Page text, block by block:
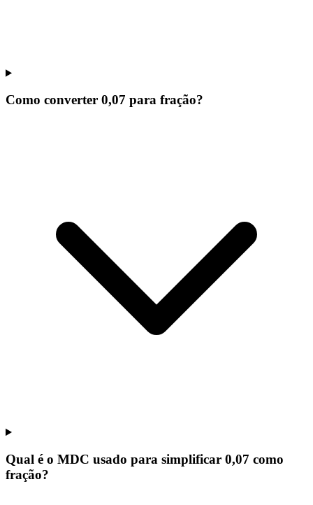
Como converter 0,07 para fração?
Qual é o MDC usado para simplificar 0,07 como
fração?